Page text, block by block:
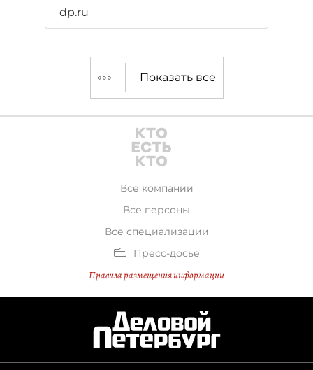
dp.ru
Показать все
Все компании
Все персоны
Все специализации
Пресс-досье
Правила размещения информации